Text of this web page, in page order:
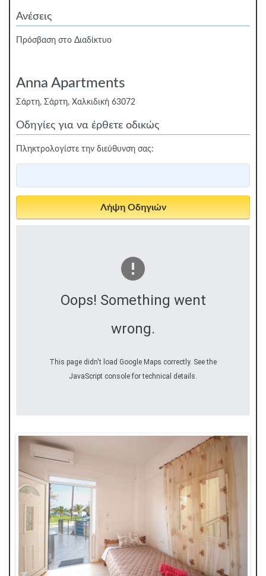
Ανέσεις
Πρόσβαση στο Διαδίκτυο
Anna Apartments
Σάρτη, Σάρτη, Χαλκιδική 63072
Οδηγίες για να έρθετε οδικώς
Πληκτρολογίστε την διεύθυνση σας:
Oops! Something went
wrong.
This page didn't load Google Maps correctly. See the
JavaScript console for technical details.